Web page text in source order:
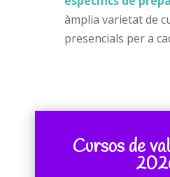
àmplia varietat de
presencials per a
Cursos de